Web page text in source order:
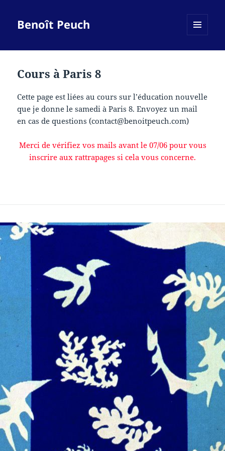
Benoît Peuch
Cours à Paris 8
Cette page est liées au cours sur l’éducation nouvelle
que je donne le samedi à Paris 8. Envoyez un mail
en cas de questions (contact@benoitpeuch.com)
Merci de vérifiez vos mails avant le 07/06 pour vous
inscrire aux rattrapages si cela vous concerne.